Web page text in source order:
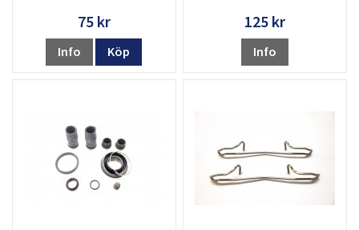
75 kr
Info Köp
125 kr
Info